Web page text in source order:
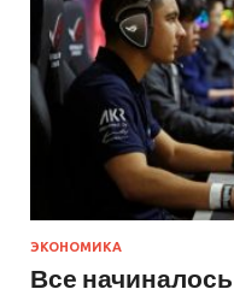
ЭКОНОМИКА
Все